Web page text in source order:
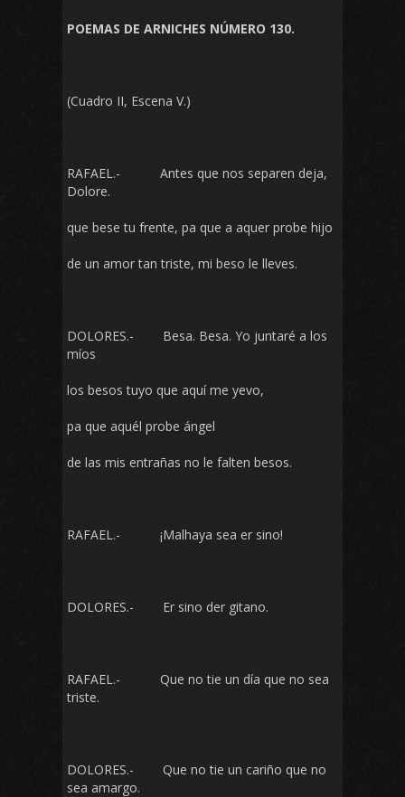
POEMAS DE ARNICHES NÚMERO 130.
(Cuadro II, Escena V.)
RAFAEL.- Antes que nos separen deja,
Dolore.
que bese tu frente, pa que a aquer probe hijo
de un amor tan triste, mi beso le lleves.
DOLORES.- Besa. Besa. Yo juntaré a los
míos
los besos tuyo que aquí me yevo,
pa que aquél probe ángel
de las mis entrañas no le falten besos.
RAFAEL.- ¡Malhaya sea er sino!
DOLORES.- Er sino der gitano.
RAFAEL.- Que no tie un día que no sea
triste.
DOLORES.- Que no tie un cariño que no
sea amargo.